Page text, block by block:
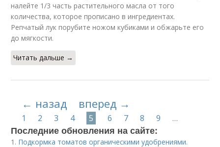
налейте 1/3 часть растительного масла от того
количества, которое прописано в ингредиентах.
Репчатый лук порубите ножом кубиками и обжарьте его
до мягкости.
Читать дальше →
← назад вперед →
1 2 3 4 5 6 7 8 9 …
Последние обновления на сайте:
1. Подкормка томатов органическими удобрениями.